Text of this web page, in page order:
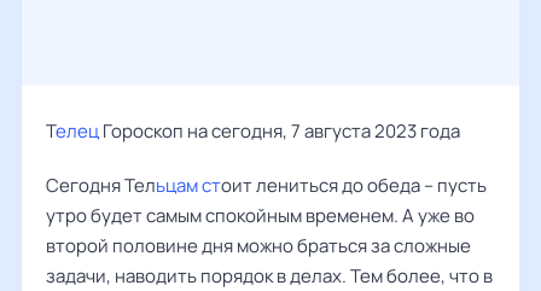
ТелецГороскоп на сегодня, 7 августа 2023 года
Сегодня Тельцам стоит лениться до обеда – пусть
утро будет самым спокойным временем. А уже во
второй половине дня можно браться за сложные
задачи, наводить порядок в делах. Тем более, что в